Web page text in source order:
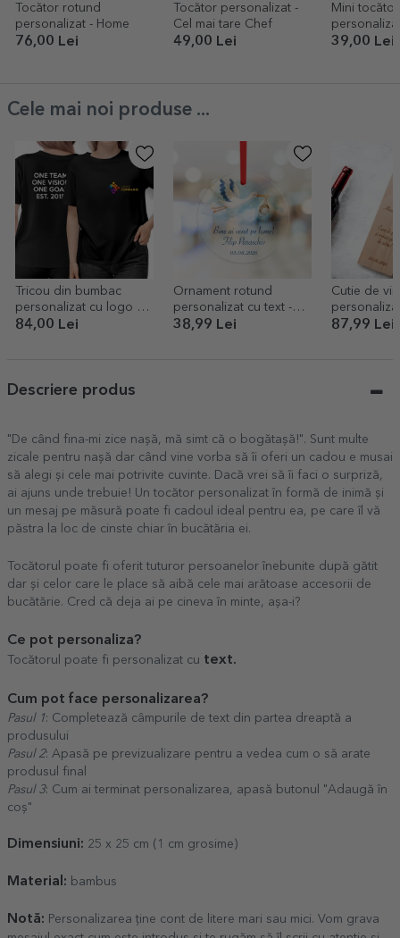
Tocător rotund
personalizat - Home
76,00 Lei
Tocător personalizat -
Cel mai tare Chef
49,00 Lei
Mini tocător
centru
39,00 Lei
Cele mai noi produse ...
Tricou din bumbac
personalizat cu logo pe
față și text pe spate
84,00 Lei
Ornament rotund
personalizat cu text -
Bine ai venit pe lume
38,99 Lei
Cutie de vin
inițiale -
87,99 Lei
Descriere produs
"De când fina-mi zice nașă, mă simt că o bogătașă!". Sunt multe
zicale pentru nașă dar când vine vorba să îi oferi un cadou e musai
să alegi și cele mai potrivite cuvinte. Dacă vrei să îi faci o surpriză,
ai ajuns unde trebuie! Un tocător personalizat în formă de inimă și
un mesaj pe măsură poate fi cadoul ideal pentru ea, pe care îl vă
păstra la loc de cinste chiar în bucătăria ei.
Tocătorul poate fi oferit tuturor persoanelor înebunite după gătit
dar și celor care le place să aibă cele mai arătoase accesorii de
bucătărie. Cred că deja ai pe cineva în minte, așa-i?
Ce pot personaliza?
Tocătorul poate fi personalizat cu text.
Cum pot face personalizarea?
Pasul 1: Completează câmpurile de text din partea dreaptă a
produsului
Pasul 2: Apasă pe previzualizare pentru a vedea cum o să arate
produsul final
Pasul 3: Cum ai terminat personalizarea, apasă butonul "Adaugă în
coș"
Dimensiuni: 25 x 25 cm (1 cm grosime)
Material: bambus
Notă: Personalizarea ține cont de litere mari sau mici. Vom grava